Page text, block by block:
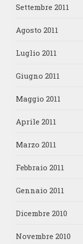
Settembre 2011
Agosto 2011
Luglio 2011
Giugno 2011
Maggio 2011
Aprile 2011
Marzo 2011
Febbraio 2011
Gennaio 2011
Dicembre 2010
Novembre 2010